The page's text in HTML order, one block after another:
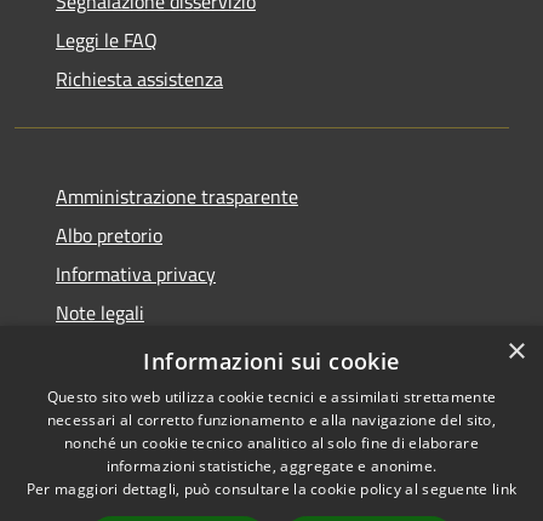
Leggi le FAQ
Richiesta assistenza
Amministrazione trasparente
Albo pretorio
Informativa privacy
Note legali
Dichiarazione di accessibilità
Accessibilità
Dichiarazione di
accessibilitàObiettivi di
×
Informazioni sui cookie
Questo sito web utilizza cookie tecnici e assimilati strettamente
necessari al corretto funzionamento e alla navigazione del sito,
nonché un cookie tecnico analitico al solo fine di elaborare
informazioni statistiche, aggregate e anonime.
Per maggiori dettagli, può consultare la cookie policy al seguente link